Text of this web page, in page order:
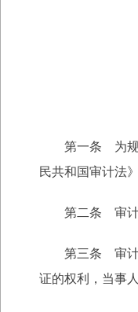
第一条 为规范
民共和国审计法
第二条 审计机
第三条 审计机
证的权利，当事